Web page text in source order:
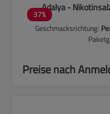
37%
Adalya -
Geschmacksrichtung:
Preise nach